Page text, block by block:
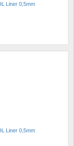
Liner 0,5mm
Liner 0,5mm